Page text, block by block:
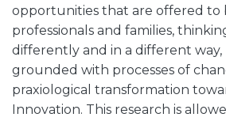
opportunities that are offered to
professionals and families,
differently and in a different way,
grounded with processes of
praxiological transformation
Innovation. This research is